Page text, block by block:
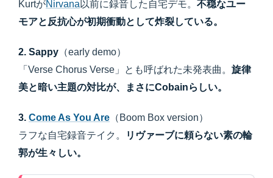
KurtがNirvana 以前に録音した自宅デモ。 不穏なユー
モアと反抗心が初期衝動として炸裂している。
2. Sappy （early demo）
「Verse Chorus Verse」とも呼ばれた未発表曲。 旋律
美と暗い主題の対比が、まさにCobainらしい。
3. Come As You Are （Boom Box version）
ラフな自宅録音テイク。
リヴァーブに頼らない素の輪
郭が生々しい。